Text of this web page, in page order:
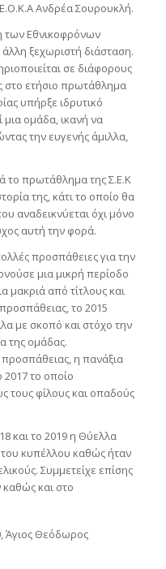
Ανδρέα Σουρουκλή.
των Εθνικοφρόνων
ξεχωριστή διάσταση.
σε διάφορους
στο ετήσιο πρωτάθλημα
υπήρξε ιδρυτικό
ομάδα, ικανή να
την ευγενής άμιλλα,
το πρωτάθλημα της Σ.Ε.Κ
της, κάτι το οποίο θα
αναδεικνύεται όχι μόνο
αυτή την φορά.
προσπάθειες για την
μια μικρή περίοδο
μακριά από τίτλους και
το 2015
με σκοπό και στόχο την
της ομάδας.
η πανάξια
το οποίο
τους φίλους και οπαδούς
και το 2019 η Θύελλα
κυπέλλου καθώς ήταν
Συμμετείχε επίσης
και στο
Άγιος Θεόδωρος